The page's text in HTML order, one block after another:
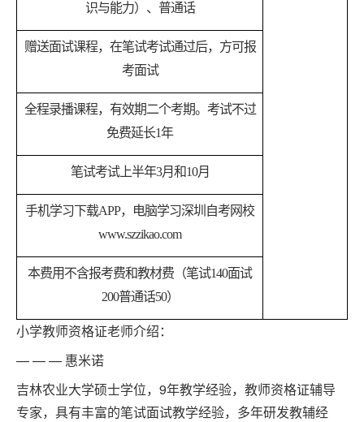
识与能力）、普通话
赠送面试课程，在笔试考试通过后，方可报
考面试
全程录播课程，有效期二个考期。考试不过
免费延长1年
笔试考试上半年3月和10月
手机学习下载APP，电脑学习深圳自考网校
www.szzikao.com
本费用不含报考费和教材费（笔试140面试
200普通话50）
小学教师资格证老师介绍：
— — — 惠米诺
吉林农业大学硕士学位，9年教学经验，教师资格证辅导
专家，具有丰富的笔试面试教学经验，多年研发教辅经